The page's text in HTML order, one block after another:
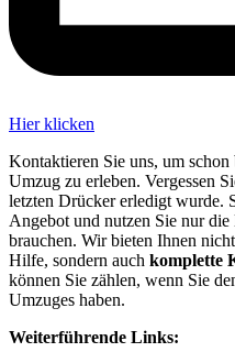
Hier klicken
Kontaktieren Sie uns, um
Umzug zu erleben. Vergessen
letzten Drücker erledigt wurde.
Angebot und nutzen Sie nur
brauchen. Wir bieten Ihnen
Hilfe, sondern auch komplette
können Sie zählen, wenn Sie
Umzuges haben.
Weiterführende Links: